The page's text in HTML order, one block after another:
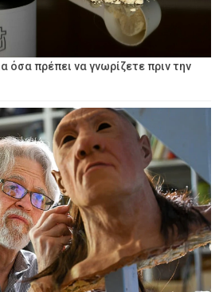
όσα πρέπει να γνωρίζετε πριν την